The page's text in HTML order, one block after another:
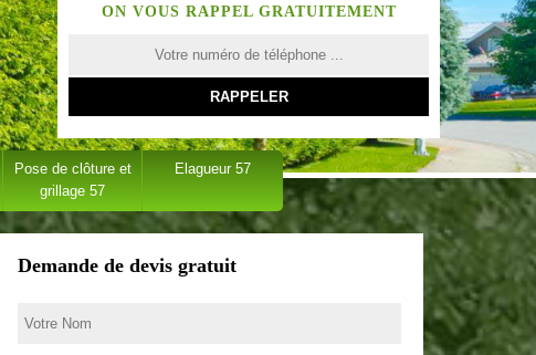
ON VOUS RAPPEL GRATUITEMENT
Pose de clôture et
grillage 57
Elagueur 57
Demande de devis gratuit